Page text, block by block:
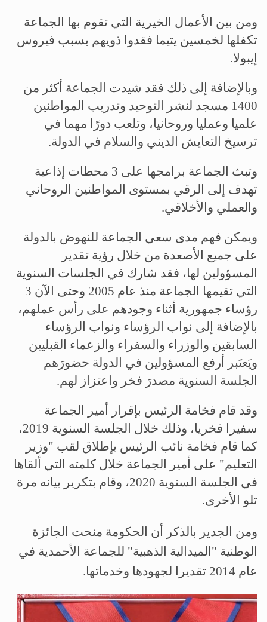
ومن بين الأعمال الخيرية التي تقوم بها الجماعة
تكفلها لخمسين يتيما فقدوا ذويهم بسبب فيروس
إيبولا.
وبالإضافة إلى ذلك فقد شيدت الجماعة أكثر من
1400 مسجد لنشر التوحيد وتدريب المواطنين
علميا وعمليا وروحانيا، وتلعب دورًا مهما في
ترسيخ التعايش الديني والسلام في الدولة.
وتبث الجماعة برامجها على 3 محطات إذاعية
تهدف إلى الرقي بمستوى المواطنين الروحاني
والعملي والأخلاقي.
ويمكن فهم مدى سعي الجماعة للنهوض بالدولة
على جميع الأصعدة من خلال رؤية تقدير
المسؤولين لها، فقد شارك في الجلسات السنوية
التي تقيمها الجماعة منذ عام 2005 وحتى الآن 3
رؤساء جمهورية أثناء وجودهم على رأس عملهم،
بالإضافة إلى نواب الرؤساء ونواب الرؤساء
السابقين والوزراء والسفراء والزعماء القبليين
ويَعتَبر أرفع المسؤولين في الدولة حضورَهم
الجلسة السنوية مصدرَ فخر واعتزاز لهم.
وقد قام فخامة الرئيس بإقرار أمير الجماعة
سفيرا فخريا، وذلك خلال الجلسة السنوية 2019،
كما قام فخامة نائب الرئيس بإطلاق لقب "وزير
التعليم" على أمير الجماعة خلال كلمته التي ألقاها
في الجلسة السنوية 2020، وقام بتكرير بيانه مرة
تلو الأخرى.
ومن الجدير بالذكر أن الحكومة منحت الجائزة
الوطنية "الميدالية الذهبية" للجماعة الأحمدية في
عام 2014 تقديرا لجهودها وخدماتها.